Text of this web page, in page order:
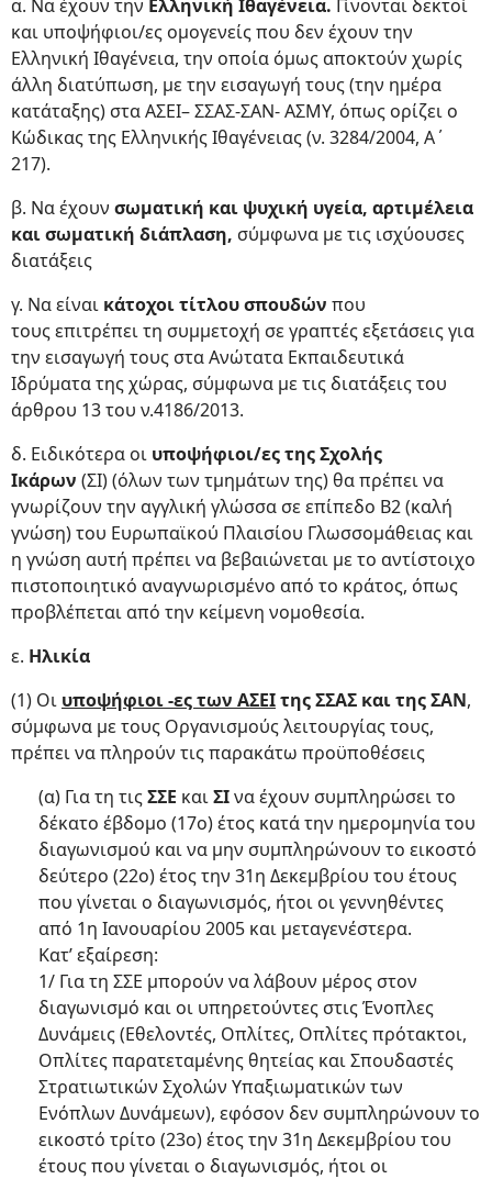
α. Να έχουν την Ελληνική Ιθαγένεια. Γίνονται δεκτοί
και υποψήφιοι/ες ομογενείς που δεν έχουν την
Ελληνική Ιθαγένεια, την οποία όμως αποκτούν χωρίς
άλλη διατύπωση, με την εισαγωγή τους (την ημέρα
κατάταξης) στα ΑΣΕΙ– ΣΣΑΣ-ΣΑΝ- ΑΣΜΥ, όπως ορίζει ο
Κώδικας της Ελληνικής Ιθαγένειας (ν. 3284/2004, Α΄
217).
β. Να έχουν σωματική και ψυχική υγεία, αρτιμέλεια
και σωματική διάπλαση, σύμφωνα με τις ισχύουσες
διατάξεις
γ. Να είναι κάτοχοι τίτλου σπουδών που
τους επιτρέπει τη συμμετοχή σε γραπτές εξετάσεις για
την εισαγωγή τους στα Ανώτατα Εκπαιδευτικά
Ιδρύματα της χώρας, σύμφωνα με τις διατάξεις του
άρθρου 13 του ν.4186/2013.
δ. Ειδικότερα οι υποψήφιοι/ες της Σχολής
Ικάρων (ΣΙ) (όλων των τμημάτων της) θα πρέπει να
γνωρίζουν την αγγλική γλώσσα σε επίπεδο Β2 (καλή
γνώση) του Ευρωπαϊκού Πλαισίου Γλωσσομάθειας και
η γνώση αυτή πρέπει να βεβαιώνεται με το αντίστοιχο
πιστοποιητικό αναγνωρισμένο από το κράτος, όπως
προβλέπεται από την κείμενη νομοθεσία.
ε. Ηλικία
(1) Οι υποψήφιοι -ες των ΑΣΕΙτης ΣΣΑΣ και της ΣΑΝ,
σύμφωνα με τους Οργανισμούς λειτουργίας τους,
πρέπει να πληρούν τις παρακάτω προϋποθέσεις
(α) Για τη τιςΣΣΕ καιΣΙνα έχουν συμπληρώσει το
δέκατο έβδομο (17ο) έτος κατά την ημερομηνία του
διαγωνισμού και να μην συμπληρώνουν το εικοστό
δεύτερο (22ο) έτος την 31η Δεκεμβρίου του έτους
που γίνεται ο διαγωνισμός, ήτοι οι γεννηθέντες
από 1η Ιανουαρίου 2005 και μεταγενέστερα.
Κατ’ εξαίρεση:
1/ Για τη ΣΣΕ μπορούν να λάβουν μέρος στον
διαγωνισμό και οι υπηρετούντες στις Ένοπλες
Δυνάμεις (Εθελοντές, Οπλίτες, Οπλίτες πρότακτοι,
Οπλίτες παρατεταμένης θητείας και Σπουδαστές
Στρατιωτικών Σχολών Υπαξιωματικών των
Ενόπλων Δυνάμεων), εφόσον δεν συμπληρώνουν το
εικοστό τρίτο (23ο) έτος την 31η Δεκεμβρίου του
έτους που γίνεται ο διαγωνισμός, ήτοι οι